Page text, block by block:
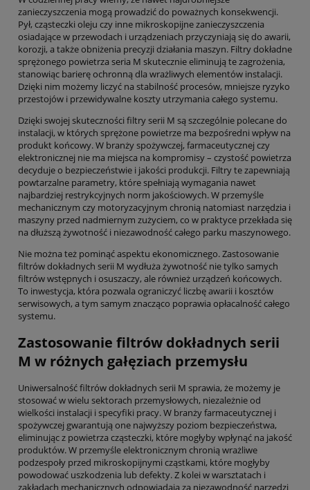
zanieczyszczenia mogą prowadzić do poważnych konsekwencji.
Pył, cząsteczki oleju czy inne mikroskopijne zanieczyszczenia
osiadające w przewodach i urządzeniach przyczyniają się do awarii,
korozji, a także obniżenia precyzji działania maszyn. Filtry dokładne
sprężonego powietrza seria M skutecznie eliminują te zagrożenia,
stanowiąc barierę ochronną dla wrażliwych elementów instalacji.
Dzięki nim możemy liczyć na stabilność procesów, mniejsze ryzyko
przestojów i przewidywalne koszty utrzymania całego systemu.
Dzięki swojej skuteczności filtry serii M są szczególnie polecane do
instalacji, w których sprężone powietrze ma bezpośredni wpływ na
produkt końcowy. W branży spożywczej, farmaceutycznej czy
elektronicznej nie ma miejsca na kompromisy – czystość powietrza
decyduje o bezpieczeństwie i jakości produkcji. Filtry te zapewniają
powtarzalne parametry, które spełniają wymagania nawet
najbardziej restrykcyjnych norm jakościowych. W przemyśle
mechanicznym czy motoryzacyjnym chronią natomiast narzędzia i
maszyny przed nadmiernym zużyciem, co w praktyce przekłada się
na dłuższą żywotność i niezawodność całego parku maszynowego.
Nie można też pominąć aspektu ekonomicznego. Zastosowanie
filtrów dokładnych serii M wydłuża żywotność nie tylko samych
filtrów wstępnych i osuszaczy, ale również urządzeń końcowych.
To inwestycja, która pozwala ograniczyć liczbę awarii i kosztów
serwisowych, a tym samym znacząco poprawia opłacalność całego
systemu.
Zastosowanie filtrów dokładnych serii
M w różnych gałęziach przemysłu
Uniwersalność filtrów dokładnych serii M sprawia, że możemy je
stosować w wielu sektorach przemysłowych, niezależnie od
wielkości instalacji i specyfiki pracy. W branży farmaceutycznej i
spożywczej gwarantują one najwyższy poziom bezpieczeństwa,
eliminując z powietrza cząsteczki, które mogłyby wpłynąć na jakość
produktów. W przemyśle elektronicznym chronią wrażliwe
podzespoły przed mikroskopijnymi cząstkami, które mogłyby
powodować uszkodzenia lub defekty. Z kolei w warsztatach i
zakładach mechanicznych odpowiadają za niezawodność narzędzi